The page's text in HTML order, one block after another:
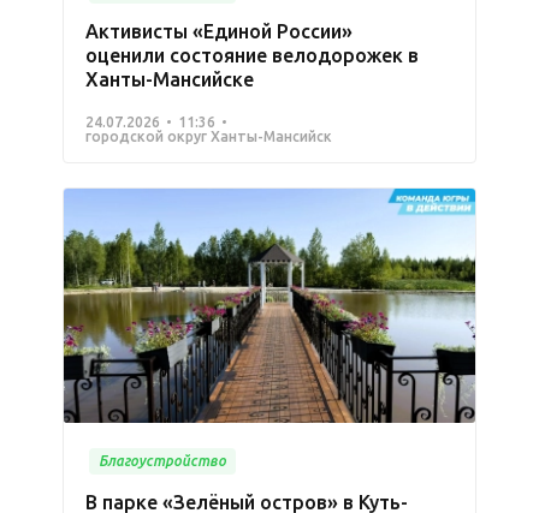
Активисты «Единой России»
оценили состояние велодорожек в
Ханты-Мансийске
24.07.2026
11:36
городской округ Ханты-Мансийск
Благоустройство
В парке «Зелёный остров» в Куть-